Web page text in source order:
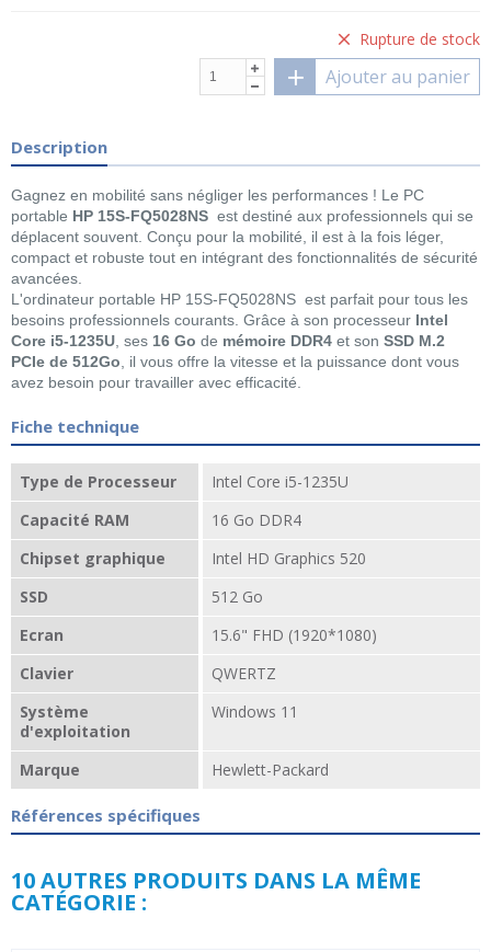
Rupture de stock
Ajouter au panier
Description
Gagnez en mobilité sans négliger les performances ! Le PC
portable HP 15S-FQ5028NS est destiné aux professionnels qui se
déplacent souvent. Conçu pour la mobilité, il est à la fois léger,
compact et robuste tout en intégrant des fonctionnalités de sécurité
avancées.
L'ordinateur portable HP 15S-FQ5028NS est parfait pour tous les
besoins professionnels courants. Grâce à son processeur Intel
Core i5-1235U , ses 16 Go de mémoire DDR4 et son SSD M.2
PCIe de 512Go , il vous offre la vitesse et la puissance dont vous
avez besoin pour travailler avec efficacité.
Fiche technique
Type de Processeur
Intel Core i5-1235U
Capacité RAM
16 Go DDR4
Chipset graphique
Intel HD Graphics 520
SSD
512 Go
Ecran
15.6" FHD (1920*1080)
Clavier
QWERTZ
Système
d'exploitation
Windows 11
Marque Hewlett-Packard
Références spécifiques
10 AUTRES PRODUITS DANS LA MÊME
CATÉGORIE :